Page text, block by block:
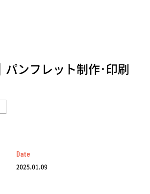
パンフレット制作･印刷
Date
2025.01.09